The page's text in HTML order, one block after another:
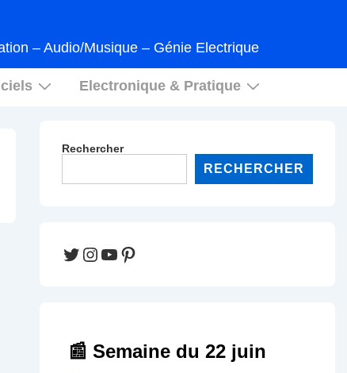
– Audio/Musique – Génie Electrique
Electronique & Pratique
Rechercher
RECHERCHER
Twitter
Instagram
YouTube
Pinterest